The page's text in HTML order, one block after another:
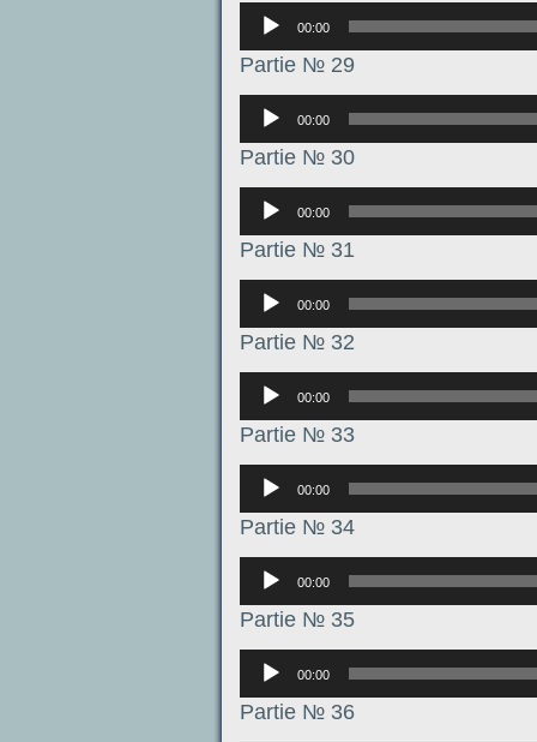
Аудиоплеер
00:00
Partie № 29
Аудиоплеер
00:00
Partie № 30
Аудиоплеер
00:00
Partie № 31
Аудиоплеер
00:00
Partie № 32
Аудиоплеер
00:00
Partie № 33
Аудиоплеер
00:00
Partie № 34
Аудиоплеер
00:00
Partie № 35
Аудиоплеер
00:00
Partie № 36